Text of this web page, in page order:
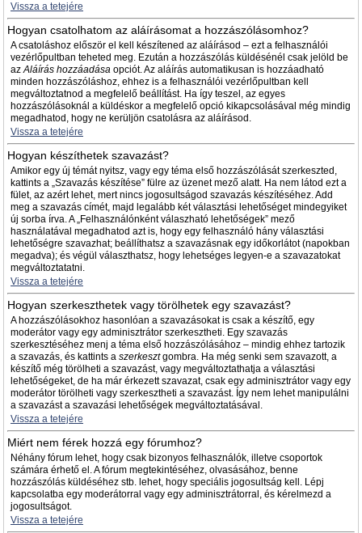
Vissza a tetejére
Hogyan csatolhatom az aláírásomat a hozzászólásomhoz?
A csatoláshoz először el kell készítened az aláírásod – ezt a felhasználói
vezérlőpultban teheted meg. Ezután a hozzászólás küldésénél csak jelöld be
azAláírás hozzáadása opciót. Az aláírás automatikusan is hozzáadható
minden hozzászóláshoz, ehhez is a felhasználói vezérlőpultban kell
megváltoztatnod a megfelelő beállítást. Ha így teszel, az egyes
hozzászólásoknál a küldéskor a megfelelő opció kikapcsolásával még mindig
megadhatod, hogy ne kerüljön csatolásra az aláírásod.
Vissza a tetejére
Hogyan készíthetek szavazást?
Amikor egy új témát nyitsz, vagy egy téma első hozzászólását szerkeszted,
kattints a „Szavazás készítése” fülre az üzenet mező alatt. Ha nem látod ezt a
fület, az azért lehet, mert nincs jogosultságod szavazás készítéséhez. Add
meg a szavazás címét, majd legalább két választási lehetőséget mindegyiket
új sorba írva. A „Felhasználónként válaszható lehetőségek” mező
használatával megadhatod azt is, hogy egy felhasználó hány választási
lehetőségre szavazhat; beállíthatsz a szavazásnak egy időkorlátot (napokban
megadva); és végül választhatsz, hogy lehetséges legyen-e a szavazatokat
megváltoztatatni.
Vissza a tetejére
Hogyan szerkeszthetek vagy törölhetek egy szavazást?
A hozzászólásokhoz hasonlóan a szavazásokat is csak a készítő, egy
moderátor vagy egy adminisztrátor szerkesztheti. Egy szavazás
szerkesztéséhez menj a téma első hozzászólásához – mindig ehhez tartozik
a szavazás, és kattints a szerkesztgombra. Ha még senki sem szavazott, a
készítő még törölheti a szavazást, vagy megváltoztathatja a választási
lehetőségeket, de ha már érkezett szavazat, csak egy adminisztrátor vagy egy
moderátor törölheti vagy szerkesztheti a szavazást. Így nem lehet manipulálni
a szavazást a szavazási lehetőségek megváltoztatásával.
Vissza a tetejére
Miért nem férek hozzá egy fórumhoz?
Néhány fórum lehet, hogy csak bizonyos felhasználók, illetve csoportok
számára érhető el. A fórum megtekintéséhez, olvasásához, benne
hozzászólás küldéséhez stb. lehet, hogy speciális jogosultság kell. Lépj
kapcsolatba egy moderátorral vagy egy adminisztrátorral, és kérelmezd a
jogosultságot.
Vissza a tetejére